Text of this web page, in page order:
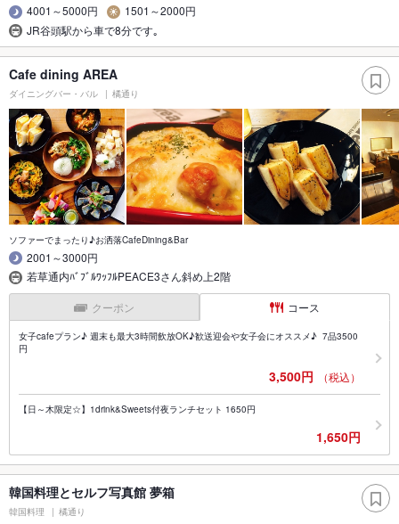
4001～5000円
1501～2000円
JR谷頭駅から車で8分です｡
Cafe dining AREA
ダイニングバー・バル 橘通り
ソファーでまったり♪お洒落CafeDining&Bar
2001～3000円
若草通内ﾊﾞﾌﾞﾙﾜｯﾌﾙPEACE3さん斜め上2階
クーポン コース
女子cafeプラン♪ 週末も最大3時間飲放OK♪歓送迎会や女子会にオススメ♪ 7品3500
円
3,500円 （税込）
【日～木限定☆】1drink&Sweets付夜ランチセット 1650円
1,650円
韓国料理とセルフ写真館 夢箱
韓国料理 橘通り